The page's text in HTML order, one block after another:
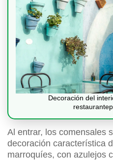
Decoración del
Al entrar, los comensales
decoración característica
marroquíes, con azulejos